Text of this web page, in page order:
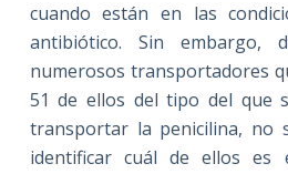
cuando están en las
antibiótico. Sin embargo,
numerosos transportadores
51 de ellos del tipo del que
transportar la penicilina, no
identificar cuál de ellos es